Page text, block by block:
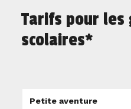
Tarifs pour les
scolaires*
Petite aventure